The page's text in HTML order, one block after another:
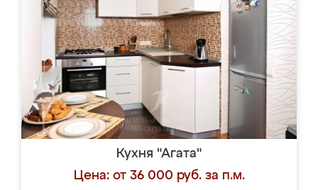
Кухня "Агата"
Цена: от 36 000 руб. за п.м.